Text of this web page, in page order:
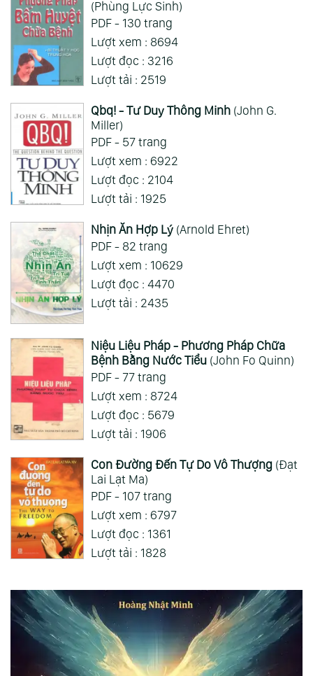
Mong 1 ngày shop ra 2 chap
Xem Thêm
(Phùng Lực Sinh)
PDF - 130 trang
Lượt xem : 8694
Lượt đọc : 3216
Lượt tải : 2519
Qbq! - Tư Duy Thông Minh(John G.
Miller)
PDF - 57 trang
Lượt xem : 6922
Lượt đọc : 2104
Lượt tải : 1925
Nhịn Ăn Hợp Lý(Arnold Ehret)
PDF - 82 trang
Lượt xem : 10629
Lượt đọc : 4470
Lượt tải : 2435
Niệu Liệu Pháp - Phương Pháp Chữa
Bệnh Bằng Nước Tiểu(John Fo Quinn)
PDF - 77 trang
Lượt xem : 8724
Lượt đọc : 5679
Lượt tải : 1906
Con Đường Đến Tự Do Vô Thượng(Đạt
Lai Lạt Ma)
PDF - 107 trang
Lượt xem : 6797
Lượt đọc : 1361
Lượt tải : 1828